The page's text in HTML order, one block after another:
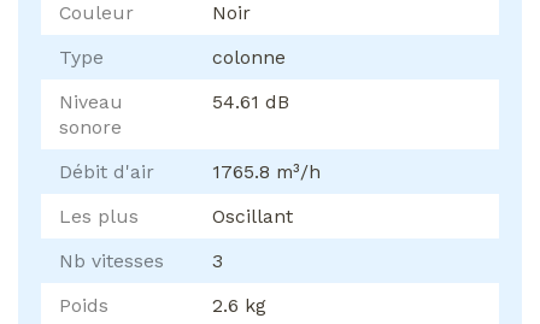
Couleur
Noir
Type
colonne
Niveau
sonore
54.61 dB
Débit d'air
1765.8 m³/h
Les plus
Oscillant
Nb vitesses
3
Poids
2.6 kg